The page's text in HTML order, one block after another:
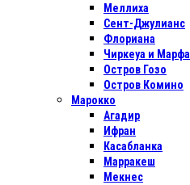
Меллиха
Сент-Джулианс
Флориана
Чиркеуа и Марфа
Остров Гозо
Остров Комино
Марокко
Агадир
Ифран
Касабланка
Марракеш
Мекнес